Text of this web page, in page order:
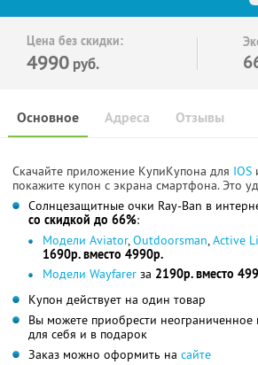
Цена без скидки:
4990 руб.
Основное Отзывы
Адреса
Скачайте приложение КупиКупона для IOS
покажите купон с экрана смартфона. Это
Солнцезащитные очки Ray-Ban в
со скидкой до 66%:
Модели Aviator,Outdoorsman,Active
1690р. вместо 4990р.
Модели Wayfarer за 2190р. вместо
Купон действует на один товар
Вы можете приобрести неограниченное
для себя и в подарок
Заказ можно оформить на сайте